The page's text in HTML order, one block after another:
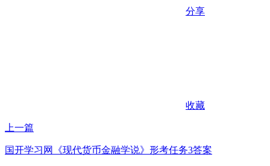
分享
收藏
上一篇
国开学习网《现代货币金融学说》形考任务3答案